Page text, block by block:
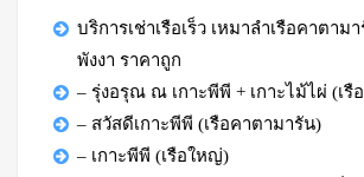
บริการเช่าเรือเร็ว เหมาลำเรือคาตาม
พังงา ราคาถูก
– รุ่งอรุณ ณ เกาะพีพี + เกาะไม้ไผ่ (เรือ
– สวัสดีเกาะพีพี (เรือคาตามารัน)
– เกาะพีพี (เรือใหญ่)